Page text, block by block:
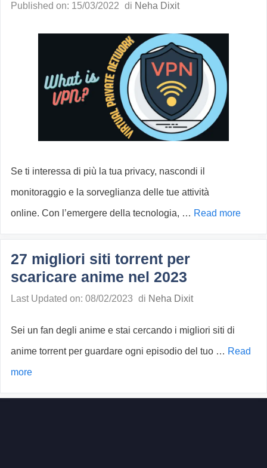
Published on: 15/03/2022 di Neha Dixit
Se ti interessa di più la tua privacy, nascondi il
monitoraggio e la sorveglianza delle tue attività
online. Con l’emergere della tecnologia, … Read more
27 migliori siti torrent per
scaricare anime nel 2023
Last Updated on: 08/02/2023 di Neha Dixit
Sei un fan degli anime e stai cercando i migliori siti di
anime torrent per guardare ogni episodio del tuo … Read
more